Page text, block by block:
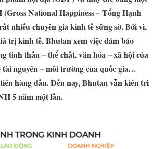
(Gross National Happiness – Tổng Hạnh
nhiều chuyên gia kinh tế sững sờ. Bởi vì,
trị kinh tế, Bhutan xem việc đảm bảo
tinh thần – thể chất, văn hóa – xã hội của
tài nguyên – môi trường của quốc gia…
hàng đầu. Đến nay, Bhutan vẫn kiên trì
5 năm một lần.